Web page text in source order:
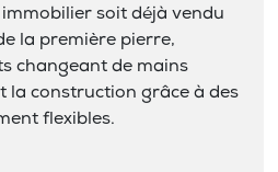
soit déjà vendu
la première pierre,
changeant de mains
la construction grâce à des
flexibles.